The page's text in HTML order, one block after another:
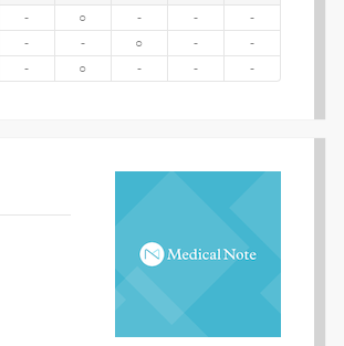
- ○ - -
-
- - ○ -
-
- ○ - - -